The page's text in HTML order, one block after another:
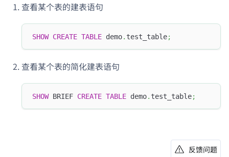
查看某个表的建表语句
SHOW CREATE TABLE demo. test_table;
查看某个表的简化建表语句
SHOW BRIEF CREATE TABLE demo. test_table;
反馈问题